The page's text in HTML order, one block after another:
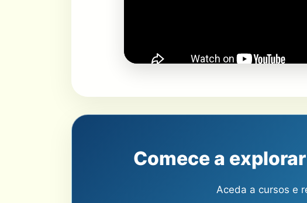
Comece a
Aceda a cursos e